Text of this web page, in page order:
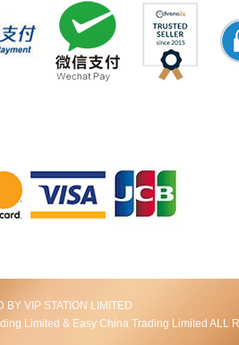
BY VIP STATION LIMITED
Limited & Easy China Trading Limited ALL